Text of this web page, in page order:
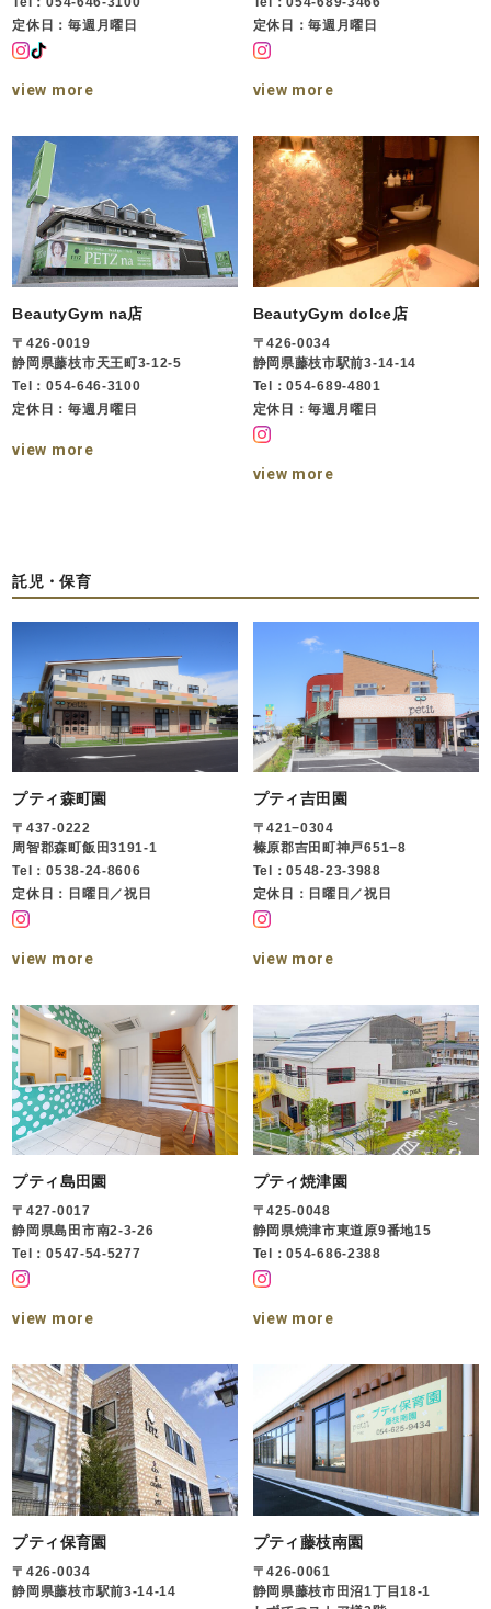
定休日：毎週月曜日
view more
定休日：毎週月曜日
view more
BeautyGym na店
〒426-0019
静岡県藤枝市天王町3-12-5
Tel：054-646-3100
定休日：毎週月曜日
view more
BeautyGym dolce店
〒426-0034
静岡県藤枝市駅前3-14-14
Tel：054-689-4801
定休日：毎週月曜日
view more
託児・保育
プティ森町園
〒437-0222
周智郡森町飯田3191-1
Tel：0538-24-8606
定休日：日曜日／祝日
view more
プティ吉田園
〒421−0304
榛原郡吉田町神戸651−8
Tel：0548-23-3988
定休日：日曜日／祝日
view more
プティ島田園
〒427-0017
静岡県島田市南2-3-26
Tel：0547-54-5277
view more
プティ焼津園
〒425-0048
静岡県焼津市東道原9番地15
Tel：054-686-2388
view more
プティ保育園
〒426-0034
静岡県藤枝市駅前3-14-14
プティ藤枝南園
〒426-0061
静岡県藤枝市田沼1丁目18-1